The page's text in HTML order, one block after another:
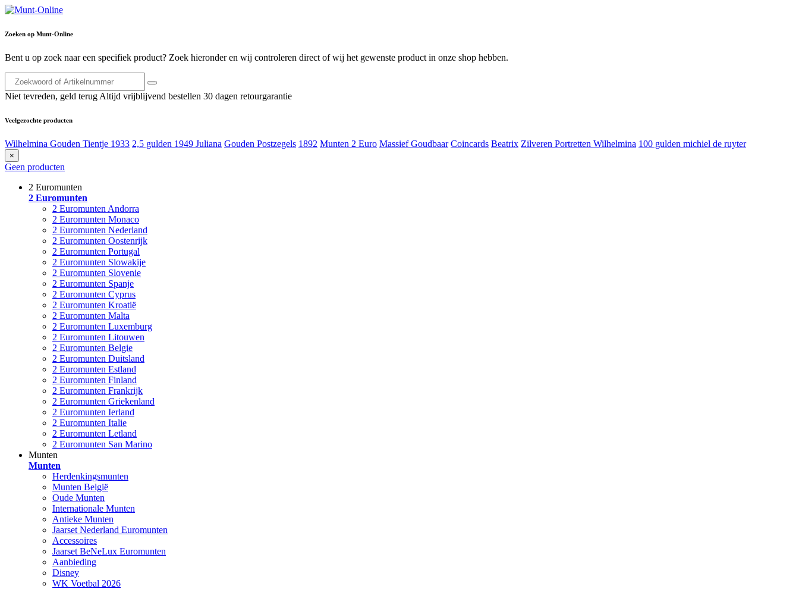
Zoeken op Munt-Online
Bent u op zoek naar een specifiek product? Zoek hieronder en wij controleren direct of wij het gewenste product in onze shop hebben.
Niet tevreden, geld terug Altijd vrijblijvend bestellen 30 dagen retourgarantie
Veelgezochte producten
Wilhelmina Gouden Tientje 1933 2,5 gulden 1949 Juliana Gouden Postzegels 1892 Munten 2 Euro Massief Goudbaar Coincards Beatrix Zilveren Portretten Wilhelmina 100 gulden michiel de ruyter
×
Geen producten
2 Euromunten
2 Euromunten
2 Euromunten Andorra
2 Euromunten Monaco
2 Euromunten Nederland
2 Euromunten Oostenrijk
2 Euromunten Portugal
2 Euromunten Slowakije
2 Euromunten Slovenie
2 Euromunten Spanje
2 Euromunten Cyprus
2 Euromunten Kroatië
2 Euromunten Malta
2 Euromunten Luxemburg
2 Euromunten Litouwen
2 Euromunten Belgie
2 Euromunten Duitsland
2 Euromunten Estland
2 Euromunten Finland
2 Euromunten Frankrijk
2 Euromunten Griekenland
2 Euromunten Ierland
2 Euromunten Italie
2 Euromunten Letland
2 Euromunten San Marino
Munten
Munten
Herdenkingsmunten
Munten België
Oude Munten
Internationale Munten
Antieke Munten
Jaarset Nederland Euromunten
Accessoires
Jaarset BeNeLux Euromunten
Aanbieding
Disney
WK Voetbal 2026